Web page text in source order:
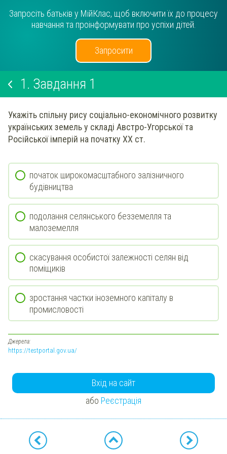
Запросіть батьків у МійКлас, щоб включити їх до процесу
навчання та проінформувати про успіхи дітей.
Запросити
1. Завдання 1
Укажіть спільну рису соціально-економічного розвитку
українських земель у складі Австро-Угорської та
Російської імперій на початку ХХ ст.
початок широкомасштабного залізничного
будівництва
подолання селянського безземелля та
малоземелля
скасування особистої залежності селян від
поміщиків
зростання частки іноземного капіталу в
промисловості
Джерела:
https://testportal.gov.ua/
Вхід на сайт
або Реєстрація